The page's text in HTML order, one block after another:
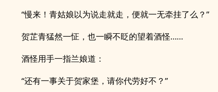
“慢来！青姑娘以为说走就走，便就一无牵挂了么？”
贺芷青猛然一怔，也一瞬不眨的望着酒怪……
酒怪用手一指兰娘道：
“还有一事关于贺家堡，请你代劳好不？”